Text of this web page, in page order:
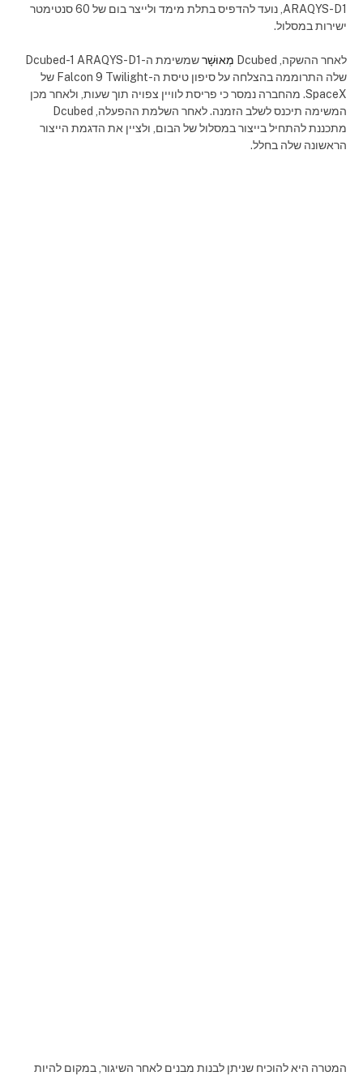
ARAQYS-D1, נועד להדפיס בתלת מימד ולייצר בום של 60 סנטימטר
ישירות במסלול.
לאחר ההשקה, Dcubed מְאוּשָׁר
שמשימת ה-Dcubed-1 ARAQYS-D1
שלה התרוממה בהצלחה על סיפון טיסת ה-Falcon 9 Twilight של
SpaceX. מהחברה נמסר כי פריסת לוויין צפויה תוך שעות, ולאחר מכן
המשימה תיכנס לשלב הזמנה. לאחר השלמת ההפעלה, Dcubed
מתכננת להתחיל בייצור במסלול של הבום, ולציין את הדגמת הייצור
הראשונה שלה בחלל.
המטרה היא להוכיח שניתן לבנות מבנים לאחר השיגור, במקום להיות